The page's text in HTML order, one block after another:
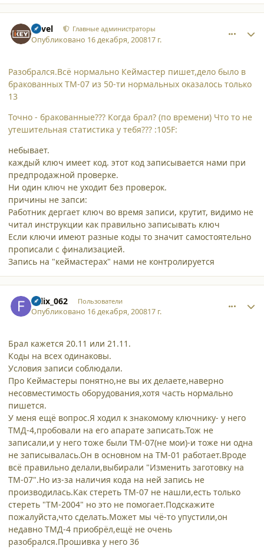
Pavel Главные администраторы
Опубликовано 16 декабря, 200817 г.
Разобрался.Всё нормально Кеймастер пишет,дело было в
бракованных ТМ-07 из 50-ти нормальных оказалось только
13
Точно - бракованные??? Когда брал? (по времени) Что то не
утешительная статистика у тебя??? :105F:
небывает.
каждый ключ имеет код. этот код записывается нами при
предпродажной проверке.
Ни один ключ не уходит без проверок.
причины не запси:
Работник дергает ключ во время записи, крутит, видимо не
читал инструкции как правильно записывать ключ
Если ключи имеют разные коды то значит самостоятельно
прописали с финализацией.
Запись на "кеймастерах" нами не контролируется
Felix_062 Пользователи
Опубликовано 16 декабря, 200817 г.
Брал кажется 20.11 или 21.11.
Коды на всех одинаковы.
Условия записи соблюдали.
Про Кеймастеры понятно,не вы их делаете,наверно
несовместимость оборудования,хотя часть нормально
пишется.
У меня ещё вопрос.Я ходил к знакомому ключнику- у него
ТМД-4,пробовали на его апарате записать.Тож не
записали,и у него тоже были ТМ-07(не мои)-и тоже ни одна
не записывалась.Он в основном на ТМ-01 работает.Вроде
всё правильно делали,выбирали "Изменить заготовку на
ТМ-07".Но из-за наличия кода на ней запись не
производилась.Как стереть ТМ-07 не нашли,есть только
стереть "ТМ-2004" но это не помогает.Подскажите
пожалуйста,что сделать.Может мы чё-то упустили,он
недавно ТМД-4 приобрёл,ещё не очень
разобрался.Прошивка у него 36